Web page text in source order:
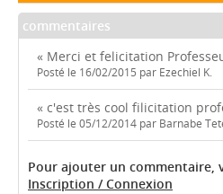
commentaires
« Merci et felicitation
Posté le 16/02/2015 par Ezechiel K.
« c'est très cool filicitation
Posté le 05/12/2014 par Barnabe
Pour ajouter un commentaire,
Inscription / Connexion